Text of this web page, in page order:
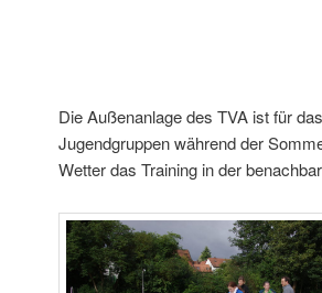
Die Außenanlage des TVA ist für
Jugendgruppen während der
Wetter das Training in der